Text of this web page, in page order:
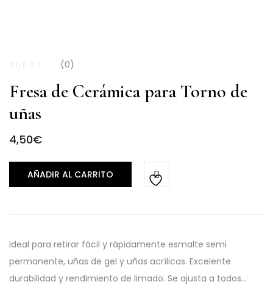
(0)
Fresa de Cerámica para Torno de
uñas
4,50€
AÑADIR AL CARRITO
Ideal para retirar fácil y rápidamente esmalte semi
permanente, uñas de gel y uñas acrílicas. Excelente
durabilidad y rendimiento de limado. Se ajusta a todos…